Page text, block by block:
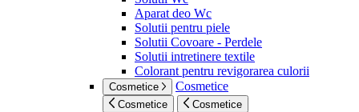
Aparat deo Wc
Solutii pentru piele
Solutii Covoare - Perdele
Solutii intretinere textile
Colorant pentru revigorarea culorii
Cosmetice Cosmetice
Cosmetice Cosmetice